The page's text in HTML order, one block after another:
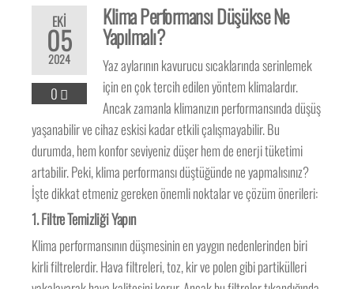
EKI
05
2024
0
Klima Performansı Düşükse Ne
Yapılmalı?
Yaz aylarının kavurucu sıcaklarında serinlemek
için en çok tercih edilen yöntem klimalardır.
Ancak zamanla klimanızın performansında düşüş
yaşanabilir ve cihaz eskisi kadar etkili çalışmayabilir. Bu
durumda, hem konfor seviyeniz düşer hem de enerji tüketimi
artabilir. Peki, klima performansı düştüğünde ne yapmalısınız?
İşte dikkat etmeniz gereken önemli noktalar ve çözüm önerileri:
1.Filtre Temizliği Yapın
Klima performansının düşmesinin en yaygın nedenlerinden biri
kirli filtrelerdir. Hava filtreleri, toz, kir ve polen gibi partikülleri